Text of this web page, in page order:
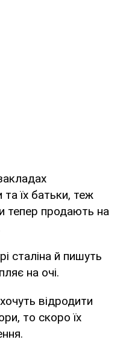
їх батьки, теж
тепер продають на
сталіна й пишуть
на очі.
відродити
то скоро їх